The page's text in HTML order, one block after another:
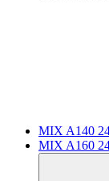
MIX A140
MIX A160